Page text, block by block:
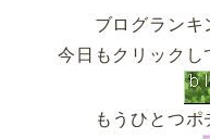
ブログラン
今日もクリック
もうひとつ